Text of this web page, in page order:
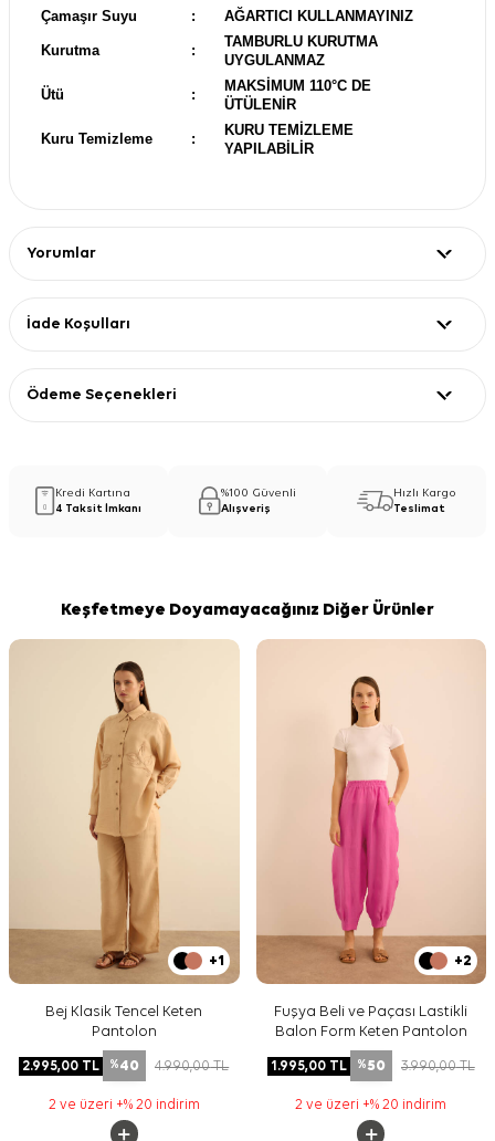
Çamaşır Suyu
: AĞARTICI KULLANMAYINIZ
Kurutma :
TAMBURLU KURUTMA
UYGULANMAZ
Ütü :
MAKSİMUM 110°C DE
ÜTÜLENİR
Kuru Temizleme :
KURU TEMİZLEME
YAPILABİLİR
Yorumlar
İade Koşulları
Ödeme Seçenekleri
Kredi Kartına
4 Taksit İmkanı
%100 Güvenli
Alışveriş
Hızlı Kargo
Teslimat
Keşfetmeye Doyamayacağınız Diğer Ürünler
+1
Bej Klasik Tencel Keten
Pantolon
2.995,00 TL %40 4.990,00TL
2 ve üzeri +% 20 indirim
+2
Fuşya Beli ve Paçası Lastikli
Balon Form Keten Pantolon
1.995,00TL %50 3.990,00TL
2 ve üzeri +% 20 indirim